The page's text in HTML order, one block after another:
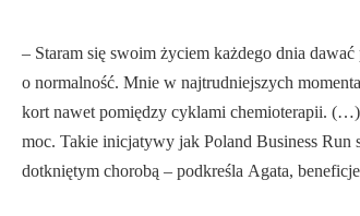
– Staram się swoim życiem każdego dnia
o normalność. Mnie w najtrudniejszych
kort nawet pomiędzy cyklami chemioterapii.
moc. Takie inicjatywy jak Poland Business Run
dotkniętym chorobą – podkreśla Agata,